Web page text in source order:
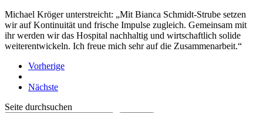
Michael Kröger unterstreicht: „Mit Bianca Schmidt-Strube setzen
wir auf Kontinuität und frische Impulse zugleich. Gemeinsam mit
ihr werden wir das Hospital nachhaltig und wirtschaftlich solide
weiterentwickeln. Ich freue mich sehr auf die Zusammenarbeit.“
Vorherige
Nächste
Seite durchsuchen